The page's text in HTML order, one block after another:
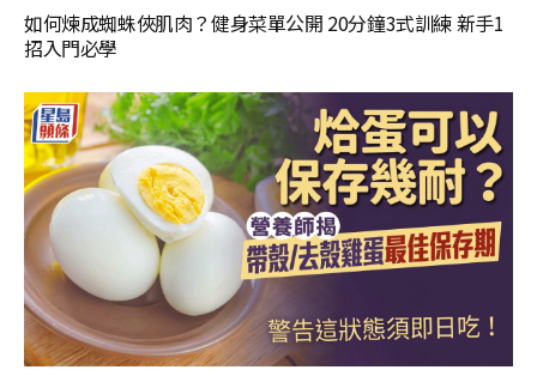
如何煉成蜘蛛俠肌肉？健身菜單公開 20分鐘3式訓練 新手1
招入門必學